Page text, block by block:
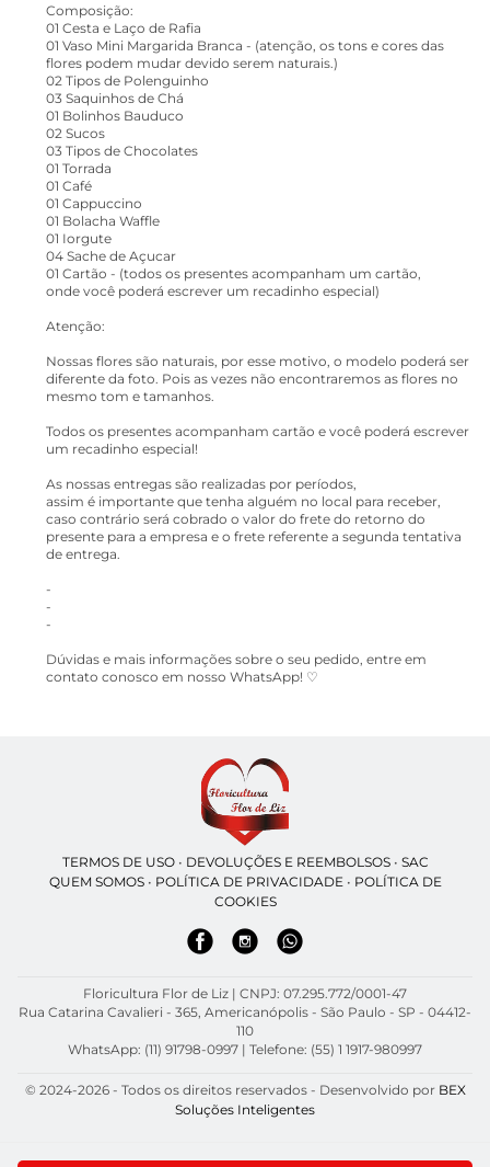
Composição:
01 Cesta e Laço de Rafia
01 Vaso Mini Margarida Branca - (atenção, os tons e cores das
flores podem mudar devido serem naturais.)
02 Tipos de Polenguinho
03 Saquinhos de Chá
01 Bolinhos Bauduco
02 Sucos
03 Tipos de Chocolates
01 Torrada
01 Café
01 Cappuccino
01 Bolacha Waffle
01 Iorgute
04 Sache de Açucar
01 Cartão - (todos os presentes acompanham um cartão,
onde você poderá escrever um recadinho especial)
Atenção:
Nossas flores são naturais, por esse motivo, o modelo poderá ser
diferente da foto. Pois as vezes não encontraremos as flores no
mesmo tom e tamanhos.
Todos os presentes acompanham cartão e você poderá escrever
um recadinho especial!
As nossas entregas são realizadas por períodos,
assim é importante que tenha alguém no local para receber,
caso contrário será cobrado o valor do frete do retorno do
presente para a empresa e o frete referente a segunda tentativa
de entrega.
-
-
-
Dúvidas e mais informações sobre o seu pedido, entre em
contato conosco em nosso WhatsApp! ♡
TERMOS DE USO• DEVOLUÇÕES E REEMBOLSOS• SAC
QUEM SOMOS• POLÍTICA DE PRIVACIDADE• POLÍTICA DE
COOKIES
Floricultura Flor de Liz | CNPJ: 07.295.772/0001-47
Rua Catarina Cavalieri - 365, Americanópolis - São Paulo - SP - 04412-
110
WhatsApp: (11) 91798-0997 | Telefone: (55) 1 1917-980997
© 2024-2026 - Todos os direitos reservados - Desenvolvido por BEX
Soluções Inteligentes